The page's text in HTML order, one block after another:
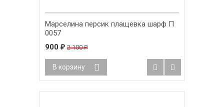
Марселина персик плащевка шарф П
0057
900 ₽ 2 100₽
В корзину